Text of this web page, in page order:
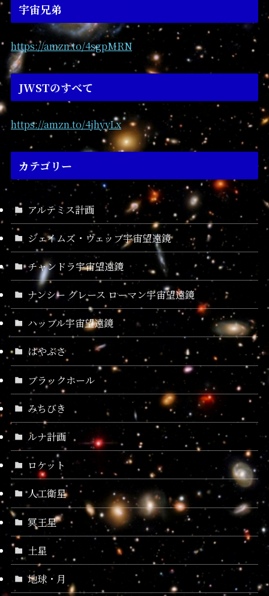
宇宙兄弟
https://amzn.to/4sgpMRN
JWSTのすべて
https://amzn.to/4jhyyLx
カテゴリー
アルテミス計画
ジェイムズ・ウェッブ宇宙望遠鏡
チャンドラ宇宙望遠鏡
ナンシー グレース ローマン宇宙望遠鏡
ハッブル宇宙望遠鏡
はやぶさ
ブラックホール
みちびき
ルナ計画
ロケット
人工衛星
冥王星
土星
地球・月